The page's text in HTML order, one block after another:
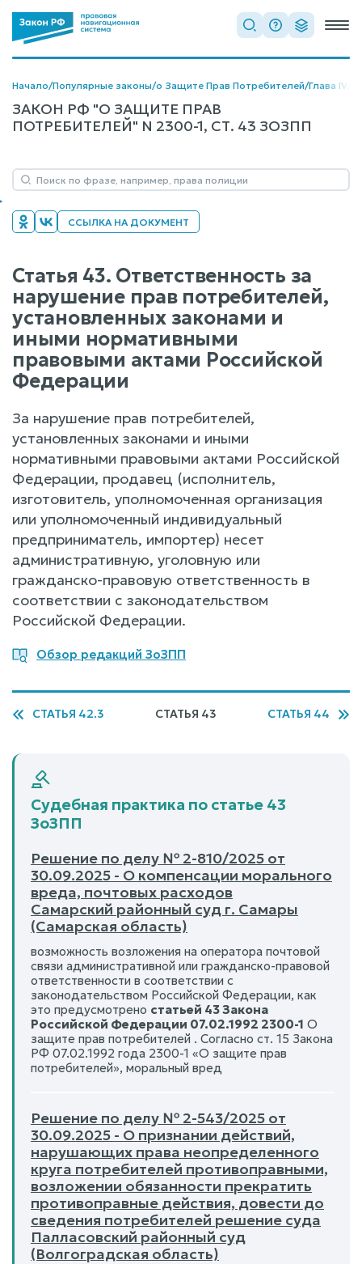
Начало/Популярные законы/о Защите Прав Потребителей/Глава IV
ЗАКОН РФ "О ЗАЩИТЕ ПРАВ
ПОТРЕБИТЕЛЕЙ" N 2300-1, СТ. 43 ЗОЗПП
ССЫЛКА НА ДОКУМЕНТ
Статья 43. Ответственность за
нарушение прав потребителей,
установленных законами и
иными нормативными
правовыми актами Российской
Федерации
За нарушение прав потребителей,
установленных законами и иными
нормативными правовыми актами Российской
Федерации, продавец (исполнитель,
изготовитель, уполномоченная организация
или уполномоченный индивидуальный
предприниматель, импортер) несет
административную, уголовную или
гражданско-правовую ответственность в
соответствии с законодательством
Российской Федерации.
Обзор редакций ЗоЗПП
СТАТЬЯ 42.3 СТАТЬЯ 43 СТАТЬЯ 44
Судебная практика по статье 43
ЗоЗПП
Решение по делу № 2-810/2025 от
30.09.2025 - О компенсации морального
вреда, почтовых расходов
Самарский районный суд г. Самары
(Самарская область)
возможность возложения на оператора почтовой
связи административной или гражданско-правовой
ответственности в соответствии с
законодательством Российской Федерации, как
это предусмотрено статьей 43 Закона
Российской Федерации 07.02.1992 2300-1 О
защите прав потребителей . Согласно ст. 15 Закона
РФ 07.02.1992 года 2300-1 «О защите прав
потребителей», моральный вред
Решение по делу № 2-543/2025 от
30.09.2025 - О признании действий,
нарушающих права неопределенного
круга потребителей противоправными,
возложении обязанности прекратить
противоправные действия, довести до
сведения потребителей решение суда
Палласовский районный суд
(Волгоградская область)